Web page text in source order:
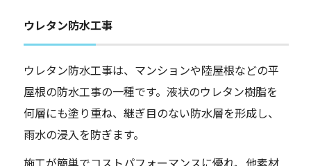
ウレタン防水工事
ウレタン防水工事は、マンションや陸屋根などの平
屋根の防水工事の一種です。液状のウレタン樹脂を
何層にも塗り重ね、継ぎ目のない防水層を形成し、
雨水の浸入を防ぎます。
施工が簡単でコストパフォーマンスに優れ、他素材